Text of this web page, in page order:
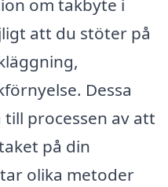
om takbyte i
att du stöter på
Dessa
processen av att
på din
olika metoder